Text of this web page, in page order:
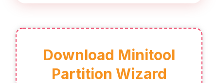
Download Minitool
Partition Wizard